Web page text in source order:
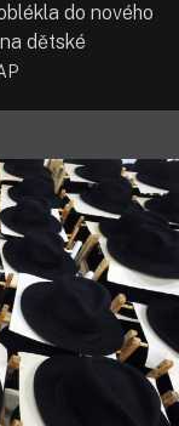
ODEBÍRAT TÉMA
a ve víru
na
během
do nového
dětské